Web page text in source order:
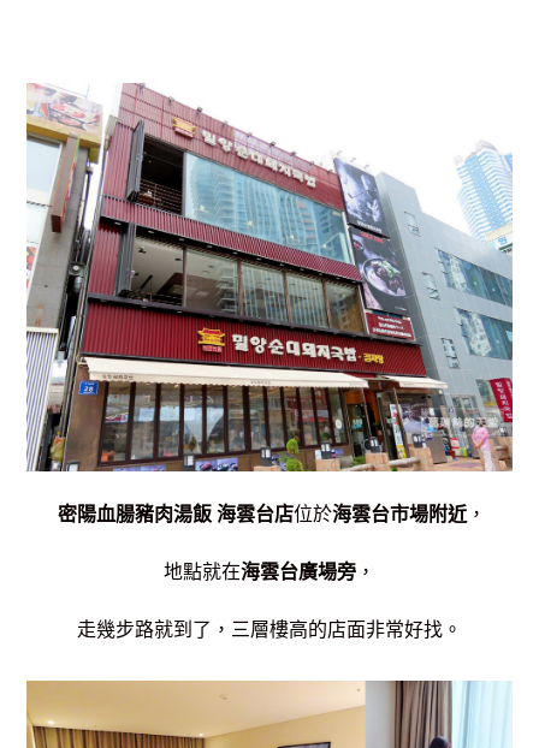
密陽血腸豬肉湯飯 海雲台店位於海雲台市場附近 ，
地點就在海雲台廣場旁 ，
走幾步路就到了，三層樓高的店面非常好找。